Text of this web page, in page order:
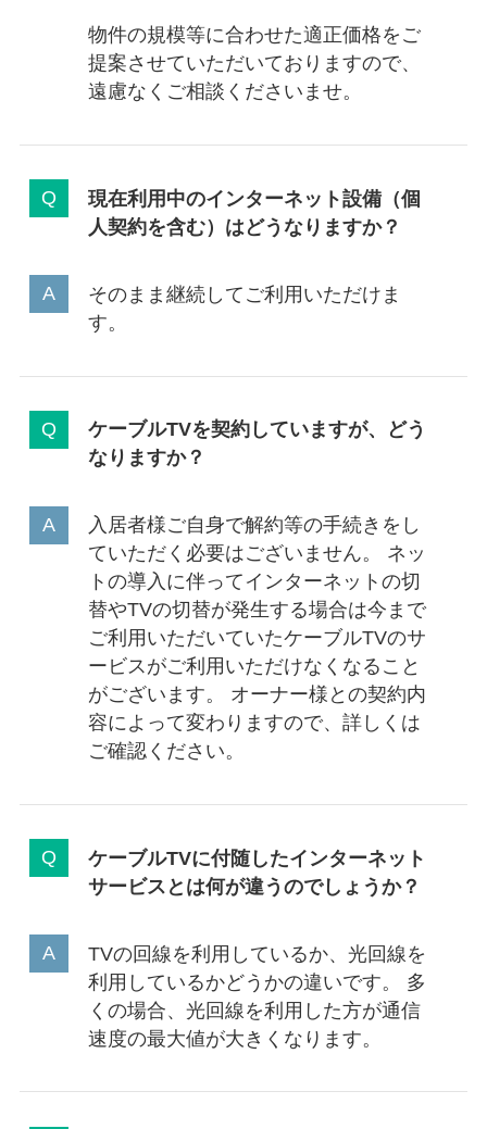
物件の規模等に合わせた適正価格をご
提案させていただいておりますので、
遠慮なくご相談くださいませ。
現在利用中のインターネット設備（個
人契約を含む）はどうなりますか？
そのまま継続してご利用いただけま
す。
ケーブルTVを契約していますが、どう
なりますか？
入居者様ご自身で解約等の手続きをし
ていただく必要はございません。 ネッ
トの導入に伴ってインターネットの切
替やTVの切替が発生する場合は今まで
ご利用いただいていたケーブルTVのサ
ービスがご利用いただけなくなること
がございます。 オーナー様との契約内
容によって変わりますので、詳しくは
ご確認ください。
ケーブルTVに付随したインターネット
サービスとは何が違うのでしょうか？
TVの回線を利用しているか、光回線を
利用しているかどうかの違いです。 多
くの場合、光回線を利用した方が通信
速度の最大値が大きくなります。